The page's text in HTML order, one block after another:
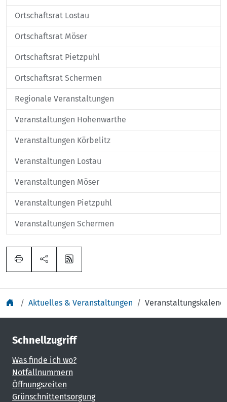
Ortschaftsrat Lostau
Ortschaftsrat Möser
Ortschaftsrat Pietzpuhl
Ortschaftsrat Schermen
Regionale Veranstaltungen
Veranstaltungen Hohenwarthe
Veranstaltungen Körbelitz
Veranstaltungen Lostau
Veranstaltungen Möser
Veranstaltungen Pietzpuhl
Veranstaltungen Schermen
Aktuelles & Veranstaltungen
Schnellzugriff
Was finde ich wo?
Notfallnummern
Öffnungszeiten
Grünschnittentsorgung